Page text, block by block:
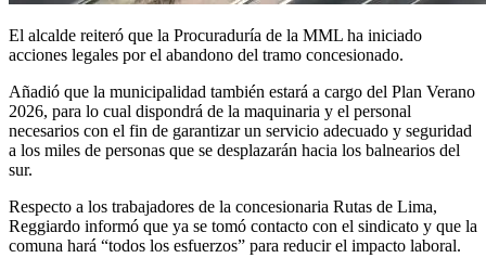
El alcalde reiteró que la Procuraduría de la MML ha iniciado
acciones legales por el abandono del tramo concesionado.
Añadió que la municipalidad también estará a cargo del Plan Verano
2026, para lo cual dispondrá de la maquinaria y el personal
necesarios con el fin de garantizar un servicio adecuado y seguridad
a los miles de personas que se desplazarán hacia los balnearios del
sur.
Respecto a los trabajadores de la concesionaria Rutas de Lima,
Reggiardo informó que ya se tomó contacto con el sindicato y que la
comuna hará “todos los esfuerzos” para reducir el impacto laboral.